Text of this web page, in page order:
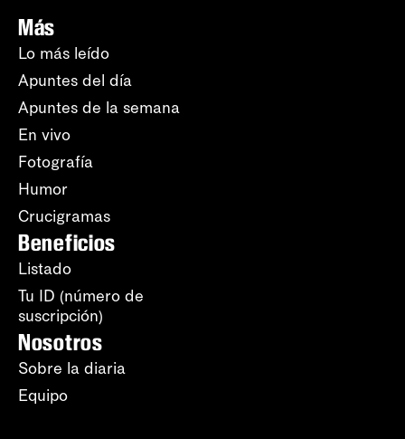
Más
Lo más leído
Apuntes del día
Apuntes de la semana
En vivo
Fotografía
Humor
Crucigramas
Beneficios
Listado
Tu ID (número de
suscripción)
Nosotros
Sobre la diaria
Equipo